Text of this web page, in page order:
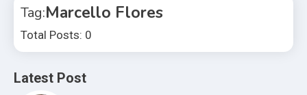
Tag:Marcello Flores
Total Posts: 0
Latest Post